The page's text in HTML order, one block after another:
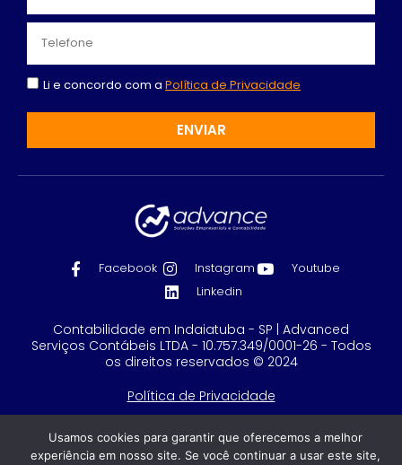
Li e concordo com a Política de Privacidade
ENVIAR
Facebook Instagram
Youtube
Linkedin
Contabilidade em Indaiatuba - SP | Advanced
Serviços Contábeis LTDA - 10.757.349/0001-26 - Todos
os direitos reservados © 2024
Política de Privacidade
Feito com
por GRUPO DPG
Usamos cookies para garantir que oferecemos a melhor
experiência em nosso site. Se você continuar a usar este site,